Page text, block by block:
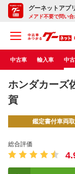
グーネットアプ
メアド不要で問い
中古車 輸入車 中
ホンダカーズ
賀
鑑定書付車両
総合評価